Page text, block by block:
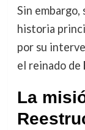
Sin embargo,
historia
por su
el reinado de
La